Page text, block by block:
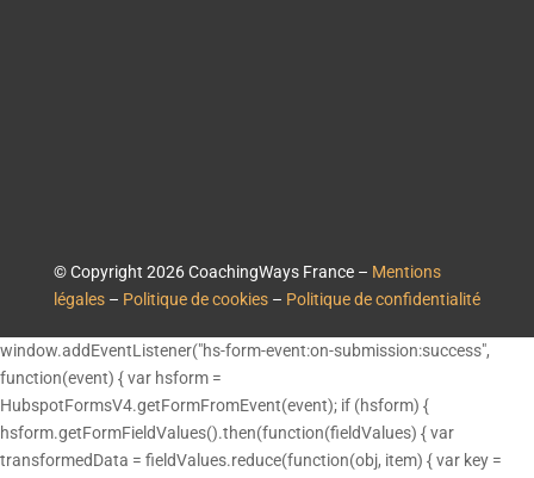
© Copyright 2026 CoachingWays France – Mentions
légales– Politique de cookies– Politique de confidentialité
window.addEventListener("hs-form-event:on-submission:success",
function(event) { var hsform =
HubspotFormsV4.getFormFromEvent(event); if (hsform) {
hsform.getFormFieldValues().then(function(fieldValues) { var
transformedData = fieldValues.reduce(function(obj, item) { var key =